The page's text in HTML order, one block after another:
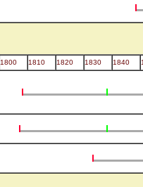
1800 1810 1820 1830 1840